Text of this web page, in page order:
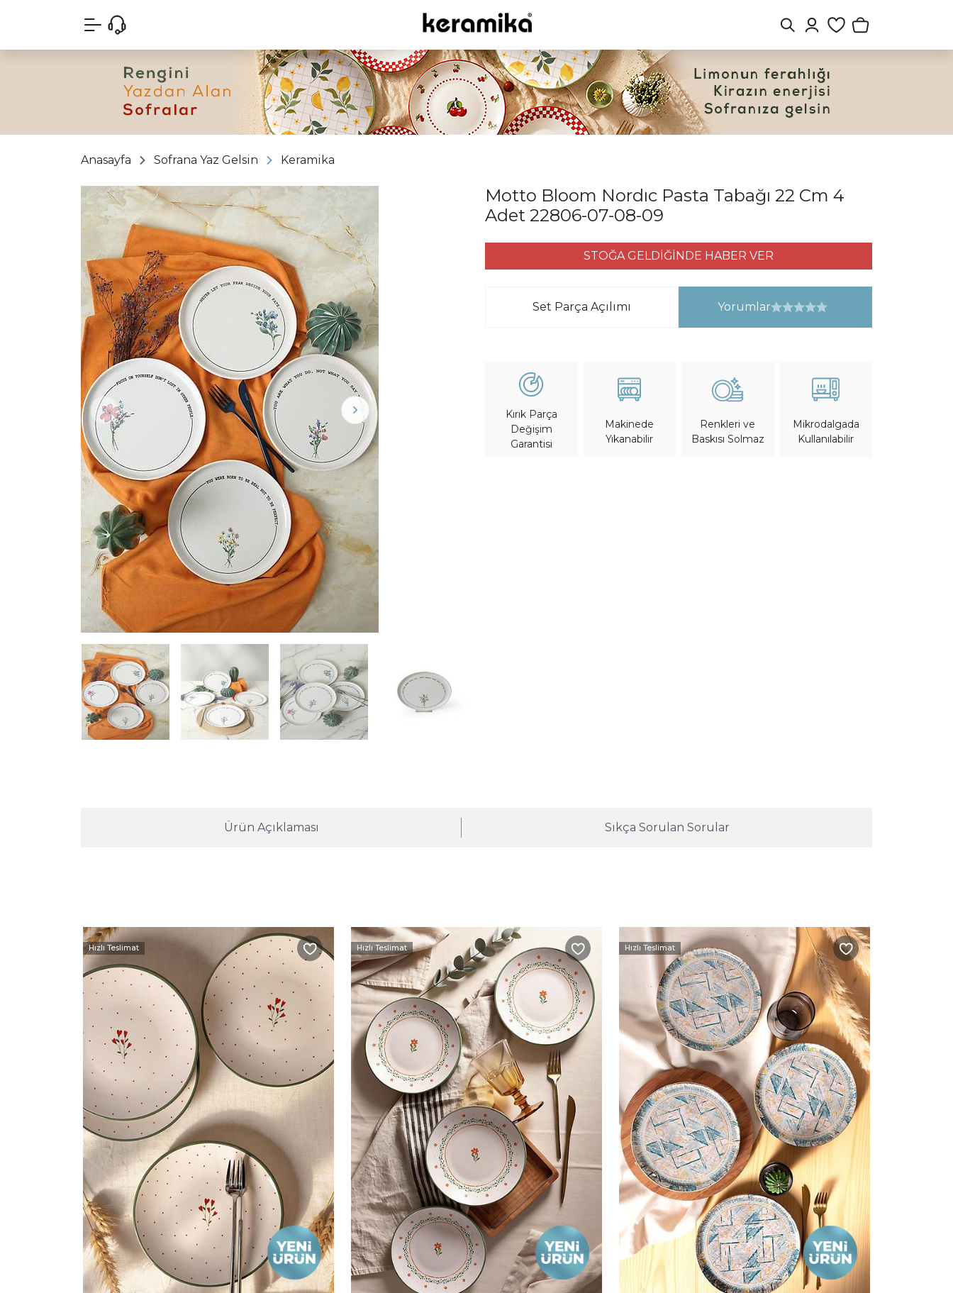
Anasayfa Sofrana Yaz Gelsin Keramika
Motto Bloom Nordıc Pasta Tabağı 22 Cm 4
Adet 22806-07-08-09
STOĞA GELDİĞİNDE HABER VER
Set Parça Açılımı Yorumlar
Kırık Parça
Değişim
Garantisi
Makinede
Yıkanabilir
Renkleri ve
Baskısı Solmaz
Mikrodalgada
Kullanılabilir
Ürün Açıklaması Sıkça Sorulan Sorular
Hızlı Teslimat Hızlı Teslimat Hızlı Teslimat